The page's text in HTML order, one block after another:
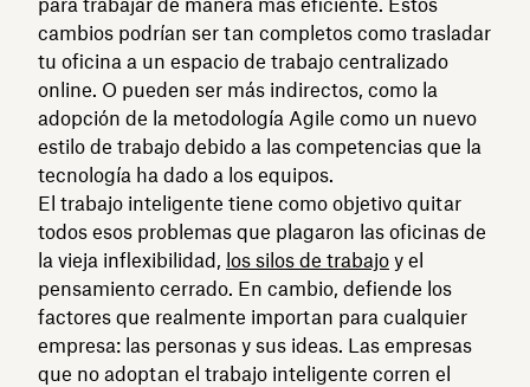
cambios podrían ser tan completos como trasladar
tu oficina a un espacio de trabajo centralizado
online. O pueden ser más indirectos, como la
adopción de la metodología Agile como un nuevo
estilo de trabajo debido a las competencias que la
tecnología ha dado a los equipos.
El trabajo inteligente tiene como objetivo quitar
todos esos problemas que plagaron las oficinas de
la vieja inflexibilidad, los silos de trabajo y el
pensamiento cerrado. En cambio, defiende los
factores que realmente importan para cualquier
empresa: las personas y sus ideas. Las empresas
que no adoptan el trabajo inteligente corren el